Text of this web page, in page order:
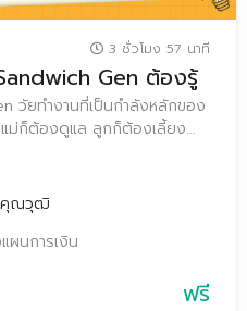
3 ชั่วโมง 57 นาที
Gen ต้องรู้
วัยทำงานที่เป็นกำลังหลักของ
ม่ก็ต้องดูแล ลูกก็ต้องเลี้ยง
ทุกคนในครอบครัว
คุณวุฒิ
ผนการเงิน
ฟรี